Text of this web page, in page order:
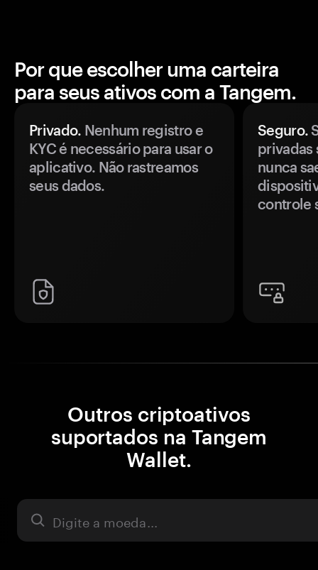
Por que escolher uma carteira
para seus ativos com a Tangem.
Privado. Nenhum registro e
KYC é necessário para usar o
aplicativo. Não rastreamos
seus dados.
Seguro.
privadas
nunca
controle
Outros criptoativos
suportados na Tangem
Wallet.
Ativo